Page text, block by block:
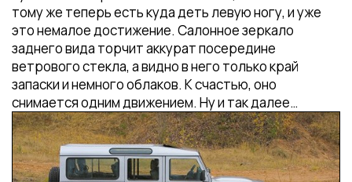
тому же теперь есть куда деть левую ногу, и уже
это немалое достижение. Салонное зеркало
заднего вида торчит аккурат посередине
ветрового стекла, а видно в него только край
запаски и немного облаков. К счастью, оно
снимается одним движением. Ну и так далее…